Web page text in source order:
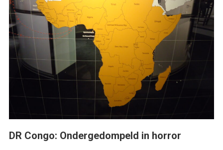
DR Congo: Ondergedompeld in horror